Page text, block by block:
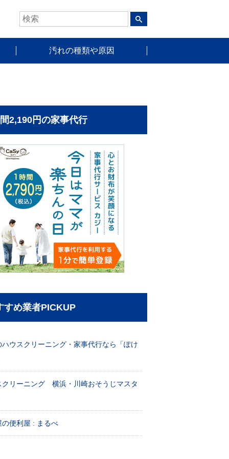
汚れの種類や原因
2,190円の家事代行
すめ業者PICKUP
ハウスクリーニング・家事代行なら「ぽけ
クリーニング 横浜・川崎おそうじマスタ
の便利屋 : まるべ